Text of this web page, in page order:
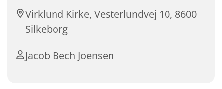
Virklund Kirke, Vesterlundvej 10, 8600
Silkeborg
Jacob Bech Joensen